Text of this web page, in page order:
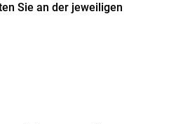
Sie an der jeweiligen